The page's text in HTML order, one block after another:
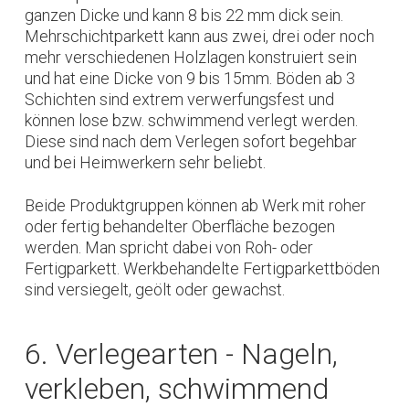
ganzen Dicke und kann 8 bis 22 mm dick sein.
Mehrschichtparkett kann aus zwei, drei oder noch
mehr verschiedenen Holzlagen konstruiert sein
und hat eine Dicke von 9 bis 15mm. Böden ab 3
Schichten sind extrem verwerfungsfest und
können lose bzw. schwimmend verlegt werden.
Diese sind nach dem Verlegen sofort begehbar
und bei Heimwerkern sehr beliebt.
Beide Produktgruppen können ab Werk mit roher
oder fertig behandelter Oberfläche bezogen
werden. Man spricht dabei von Roh- oder
Fertigparkett. Werkbehandelte Fertigparkettböden
sind versiegelt, geölt oder gewachst.
6. Verlegearten - Nageln,
verkleben, schwimmend